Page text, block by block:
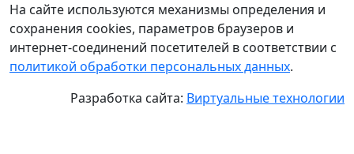
На сайте используются механизмы определения и
сохранения cookies, параметров браузеров и
интернет-соединений посетителей в соответствии с
политикой обработки персональных данных.
Разработка сайта: Виртуальные технологии